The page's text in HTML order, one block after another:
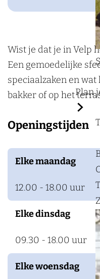
Plan
W
n
k
e
l
c
n
u
m
V
e
p
Wist je dat je in Velp
Een gemoedelijke
speciaalzaken en
bakker of op het
Openingstijden
Elke maandag
12.00 - 18.00 uur
Elke dinsdag
09.30 - 18.00 uur
Elke woensdag